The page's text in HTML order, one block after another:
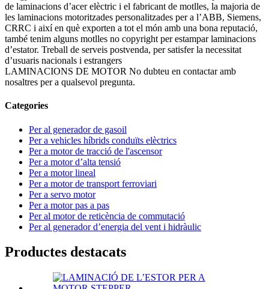
de laminacions d’acer elèctric i el fabricant de motlles, la majoria de
les laminacions motoritzades personalitzades per a l’ABB, Siemens,
CRRC i així en què exporten a tot el món amb una bona reputació,
també tenim alguns motlles no copyright per estampar laminacions
d’estator. Treball de serveis postvenda, per satisfer la necessitat
d’usuaris nacionals i estrangers
LAMINACIONS DE MOTOR No dubteu en contactar amb
nosaltres per a qualsevol pregunta.
Categories
Per al generador de gasoil
Per a vehicles híbrids conduïts elèctrics
Per a motor de tracció de l'ascensor
Per a motor d’alta tensió
Per a motor lineal
Per a motor de transport ferroviari
Per a servo motor
Per a motor pas a pas
Per al motor de reticència de commutació
Per al generador d’energia del vent i hidràulic
Productes destacats